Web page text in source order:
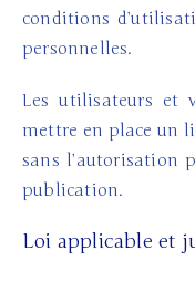
conditions
personnelles.
Les utilisateurs et
mettre en place un
sans l’autorisation
publication.
Loi applicable et